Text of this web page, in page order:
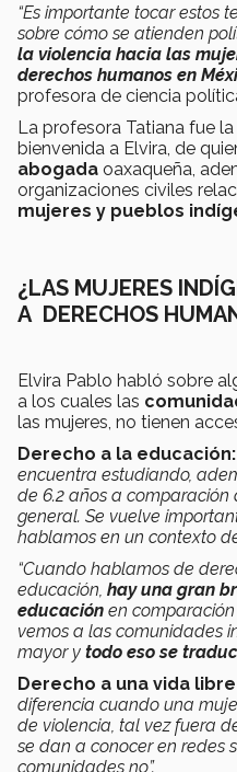
“Es importante tocar estos
sobre cómo se atienden
la violencia hacia las
derechos humanos en
profesora de ciencia
La profesora Tatiana fue
bienvenida a Elvira, de
abogada oaxaqueña,
organizaciones civiles
mujeres y pueblos
¿LAS MUJERES
A DERECHOS
Elvira Pablo habló sobre
a los cuales las
las mujeres, no tienen
Derecho a la educación:
encuentra estudiando,
de 6.2 años a comparación
general. Se vuelve
hablamos en un contexto
“Cuando hablamos de
educación, hay una gran
educación en
vemos a las comunidades
mayor y todo eso se
Derecho a una vida
diferencia cuando una
de violencia, tal vez fuera
se dan a conocer en redes
comunidades no”.